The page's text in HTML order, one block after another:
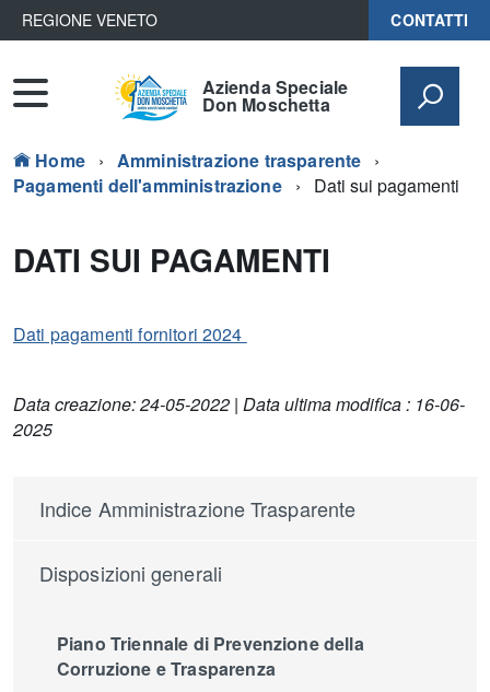
REGIONE VENETO CONTATTI
Azienda Speciale
Don Moschetta
Home
Amministrazione trasparente
Pagamenti dell'amministrazione
Dati sui pagamenti
DATI SUI PAGAMENTI
Dati pagamenti fornitori 2024
Data creazione: 24-05-2022 | Data ultima modifica : 16-06-
2025
Indice Amministrazione Trasparente
Disposizioni generali
Piano Triennale di Prevenzione della
Corruzione e Trasparenza